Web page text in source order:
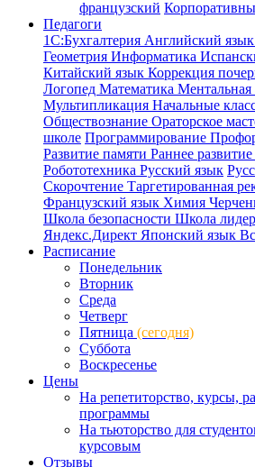
французский
Педагоги
1С:Бухгалтерия Английский язык
Геометрия Информатика
Китайский язык Коррекция
Логопед Математика Ментальная
Мультипликация Начальные
Обществознание Ораторское
школе Программирование
Развитие памяти Раннее развитие
Робототехника Русский язык
Скорочтение Таргетированная
Французский язык Химия
Школа безопасности Школа
Яндекс.Директ Японский язык
Расписание
Понедельник
Вторник
Среда
Четверг
Пятница (сегодня)
Суббота
Воскресенье
Цены
На репетиторство, курсы,
программы
На тьюторство для
курсовым
Отзывы